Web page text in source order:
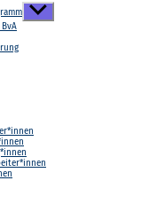
Untermenü
anzeigen